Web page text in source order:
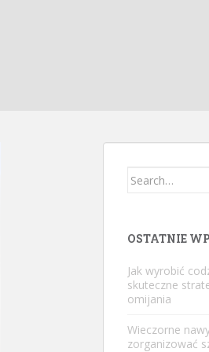
Search
OSTATNIE
Jak wyrobić
skuteczne
omijania
Wieczorne
zorganizować